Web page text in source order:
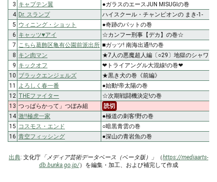
3 キャプテン翼
●ガラスのエースJUN MISUGIの巻
4 Dr. スランプ
ハイスクール・チャンピオンの まき-1-
5 ウィニング・ショット
●奇跡のパットの巻
6 キャッツ♥アイ
☆カンフー刑事【デカ】の巻☆
7
こちら葛飾区亀有公園前派出所 ■ガッツ! 南海出通!!の巻
8 キン肉マン
★7人の悪魔超人編〔○29〕地獄のシャワー
9 キックオフ
❤トライアングル大混線!の巻❤
10 ブラックエンジェルズ
★黒き犬の巻《前編》
11
よろしく春一番
●始動!帝太陽の巻
12 THEファイター
☆次期戦闘機決定!の巻
13 つっぱらかって」つぼみ組
読切
14 激!!極虎一家
●極道の刺客!野の巻
15 コスモス・エンド
○暗黒青雲の巻
16 青空フィッシング ●深山の青岩魚の巻
出典: 文化庁 「メディア芸術データベース（ベータ版）」 （https://mediaarts-
db.bunka.go.jp/）を編集・加工、および補完して作成